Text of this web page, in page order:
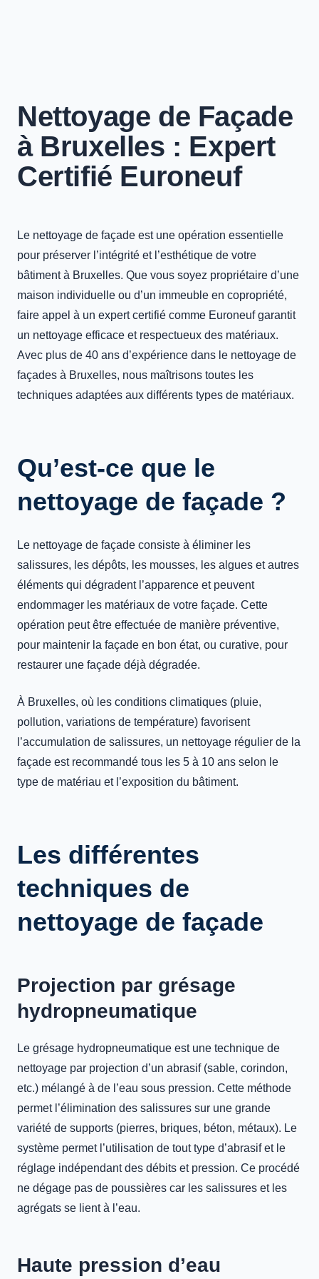
Nettoyage de Façade
à Bruxelles : Expert
Certifié Euroneuf
Le nettoyage de façade est une opération essentielle
pour préserver l’intégrité et l’esthétique de votre
bâtiment à Bruxelles. Que vous soyez propriétaire d’une
maison individuelle ou d’un immeuble en copropriété,
faire appel à un expert certifié comme Euroneuf garantit
un nettoyage efficace et respectueux des matériaux.
Avec plus de 40 ans d’expérience dans le nettoyage de
façades à Bruxelles, nous maîtrisons toutes les
techniques adaptées aux différents types de matériaux.
Qu’est-ce que le
nettoyage de façade ?
Le nettoyage de façade consiste à éliminer les
salissures, les dépôts, les mousses, les algues et autres
éléments qui dégradent l’apparence et peuvent
endommager les matériaux de votre façade. Cette
opération peut être effectuée de manière préventive,
pour maintenir la façade en bon état, ou curative, pour
restaurer une façade déjà dégradée.
À Bruxelles, où les conditions climatiques (pluie,
pollution, variations de température) favorisent
l’accumulation de salissures, un nettoyage régulier de la
façade est recommandé tous les 5 à 10 ans selon le
type de matériau et l’exposition du bâtiment.
Les différentes
techniques de
nettoyage de façade
Projection par grésage
hydropneumatique
Le grésage hydropneumatique est une technique de
nettoyage par projection d’un abrasif (sable, corindon,
etc.) mélangé à de l’eau sous pression. Cette méthode
permet l’élimination des salissures sur une grande
variété de supports (pierres, briques, béton, métaux). Le
système permet l’utilisation de tout type d’abrasif et le
réglage indépendant des débits et pression. Ce procédé
ne dégage pas de poussières car les salissures et les
agrégats se lient à l’eau.
Haute pression d’eau